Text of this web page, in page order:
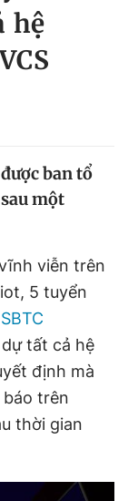
cáo
hệ
ban tổ
một
viễn trên
5 tuyển
SBTC
tất cả hệ
định mà
báo trên
thời gian